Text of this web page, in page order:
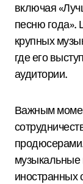
включая
песню года».
крупных
где его
аудитории.
Важным
музыкальные
иностранных